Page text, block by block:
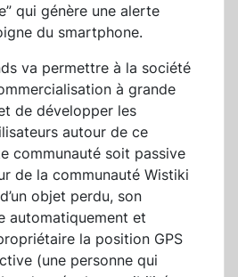
qui génère une alerte
du smartphone.
va permettre à la société
à grande
de développer les
autour de ce
communauté soit passive
de la communauté Wistiki
objet perdu, son
automatiquement et
la position GPS
(une personne qui